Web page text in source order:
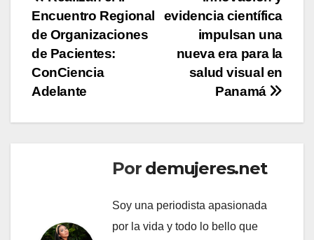
de
entradas
evidencia científica
impulsan una
nueva era para la
salud visual en
Panamá
Encuentro Regional
de Organizaciones
de Pacientes:
ConCiencia
Adelante
Por demujeres.net
Soy una periodista apasionada
por la vida y todo lo bello que